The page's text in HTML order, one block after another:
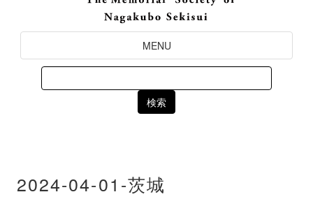
Toggle
Navigation
MENU
Search
for:
2024-04-01-茨城